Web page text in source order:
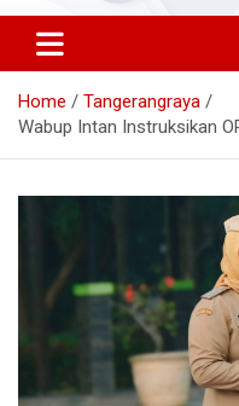
Home
Tangerangraya
Wabup Intan Instruksikan